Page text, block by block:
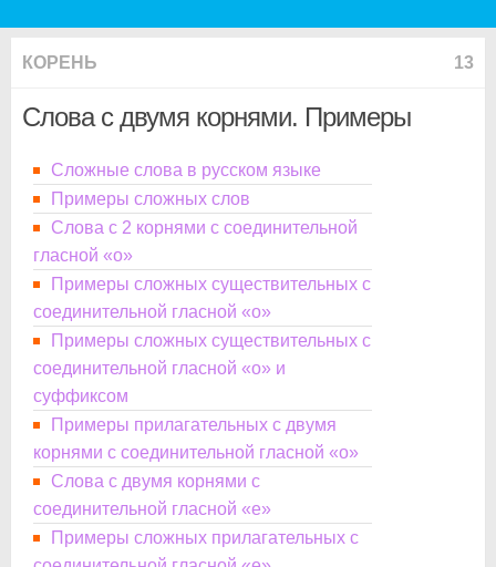
КОРЕНЬ 13
Слова с двумя корнями. Примеры
Сложные слова в русском языке
Примеры сложных слов
Слова с 2 корнями с соединительной
гласной «о»
Примеры сложных существительных с
соединительной гласной «о»
Примеры сложных существительных с
соединительной гласной «о» и
суффиксом
Примеры прилагательных с двумя
корнями с соединительной гласной «о»
Слова с двумя корнями с
соединительной гласной «е»
Примеры сложных прилагательных с